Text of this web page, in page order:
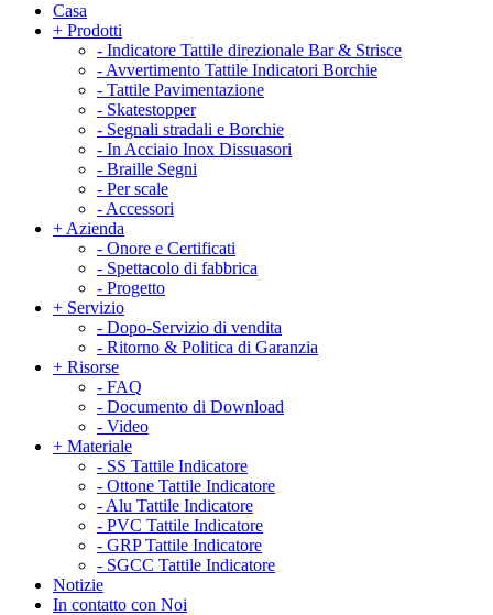
Casa
+ Prodotti
- Indicatore Tattile direzionale Bar & Strisce
- Avvertimento Tattile Indicatori Borchie
- Tattile Pavimentazione
- Skatestopper
- Segnali stradali e Borchie
- In Acciaio Inox Dissuasori
- Braille Segni
- Per scale
- Accessori
+ Azienda
- Onore e Certificati
- Spettacolo di fabbrica
- Progetto
+ Servizio
- Dopo-Servizio di vendita
- Ritorno & Politica di Garanzia
+ Risorse
- FAQ
- Documento di Download
- Video
+ Materiale
- SS Tattile Indicatore
- Ottone Tattile Indicatore
- Alu Tattile Indicatore
- PVC Tattile Indicatore
- GRP Tattile Indicatore
- SGCC Tattile Indicatore
Notizie
In contatto con Noi